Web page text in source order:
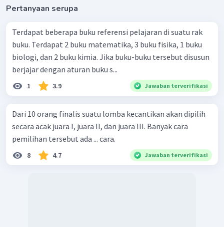
Pertanyaan serupa
Terdapat beberapa buku referensi pelajaran di suatu rak
buku. Terdapat 2 buku matematika, 3 buku fisika, 1 buku
biologi, dan 2 buku kimia. Jika buku-buku tersebut disusun
berjajar dengan aturan buku s...
1 3.9 Jawaban terverifikasi
Dari 10 orang finalis suatu lomba kecantikan akan dipilih
secara acak juara I, juara II, dan juara III. Banyak cara
pemilihan tersebut ada ... cara.
8 4.7 Jawaban terverifikasi